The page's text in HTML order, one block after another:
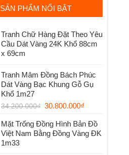
SẢN PHẨM NỔI BẬT
Tranh Chữ Hàng Đặt Theo Yêu
Cầu Dát Vàng 24K Khổ 88cm
x 69cm
Tranh Mâm Đồng Bách Phúc
Dát Vàng Bạc Khung Gỗ Gụ
Khổ 1m27
34.200.000₫ 30.800.000₫
Mặt Trống Đồng Hình Bản Đồ
Việt Nam Bằng Đồng Vàng ĐK
1m33